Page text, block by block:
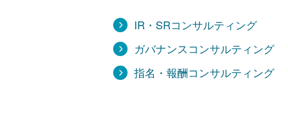
IR・SRコンサルティング
ガバナンスコンサルティング
指名・報酬コンサルティング